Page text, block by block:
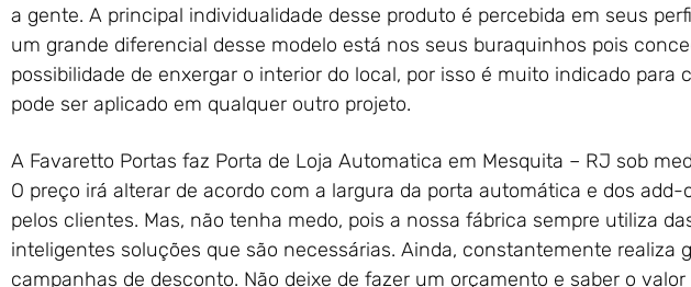
a gente. A principal individualidade desse produto é percebida em seus
um grande diferencial desse modelo está nos seus buraquinhos pois
possibilidade de enxergar o interior do local, por isso é muito indicado para
pode ser aplicado em qualquer outro projeto.
A Favaretto Portas faz Porta de Loja Automatica em Mesquita – RJ sob
O preço irá alterar de acordo com a largura da porta automática e dos add-
pelos clientes. Mas, não tenha medo, pois a nossa fábrica sempre utiliza
inteligentes soluções que são necessárias. Ainda, constantemente realiza
campanhas de desconto. Não deixe de fazer um orçamento e saber o valor